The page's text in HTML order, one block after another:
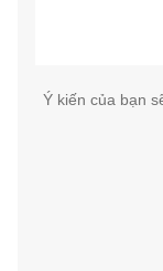
Ý kiến của bạn